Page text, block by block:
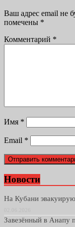
Ваш адрес email не
помечены *
Комментарий *
Имя *
Email *
Новости
На Кубани
Завезённый в Анапу